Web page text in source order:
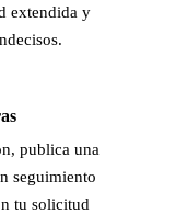
extendida y
publica una
seguimiento
tu solicitud